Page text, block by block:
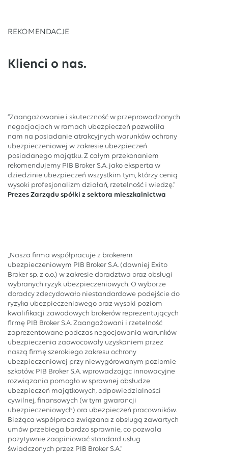
REKOMENDACJE
Klienci o nas.
“Zaangażowanie i skuteczność w przeprowadzonych
negocjacjach w ramach ubezpieczeń pozwoliła
nam na posiadanie atrakcyjnych warunków ochrony
ubezpieczeniowej w zakresie ubezpieczeń
posiadanego majątku. Z całym przekonaniem
rekomendujemy PIB Broker S.A. jako eksperta w
dziedzinie ubezpieczeń wszystkim tym, którzy cenią
wysoki profesjonalizm działań, rzetelność i wiedzę.”
Prezes Zarządu spółki z sektora mieszkalnictwa
„Nasza firma współpracuje z brokerem
ubezpieczeniowym PIB Broker S.A. (dawniej Exito
Broker sp. z o.o.) w zakresie doradztwa oraz obsługi
wybranych ryzyk ubezpieczeniowych. O wyborze
doradcy zdecydowało niestandardowe podejście do
ryzyka ubezpieczeniowego oraz wysoki poziom
kwalifikacji zawodowych brokerów reprezentujących
firmę PIB Broker S.A. Zaangażowani i rzetelność
zaprezentowane podczas negocjowania warunków
ubezpieczenia zaowocowały uzyskaniem przez
naszą firmę szerokiego zakresu ochrony
ubezpieczeniowej przy niewygórowanym poziomie
szkotów. PIB Broker S.A. wprowadzając innowacyjne
rozwiązania pomogło w sprawnej obsłudze
ubezpieczeń majątkowych, odpowiedzialności
cywilnej, finansowych (w tym gwarancji
ubezpieczeniowych) ora ubezpieczeń pracowników.
Bieżąca współpraca związana z obsługą zawartych
umów przebiega bardzo sprawnie, co pozwala
pozytywnie zaopiniować standard usług
świadczonych przez PIB Broker S.A.”